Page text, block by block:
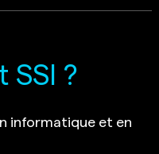
?
informatique et en